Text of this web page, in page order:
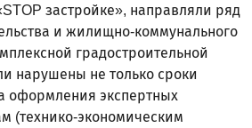
застройке», направляли ряд
и жилищно-коммунального
градостроительной
нарушены не только сроки
оформления экспертных
(технико-экономическим